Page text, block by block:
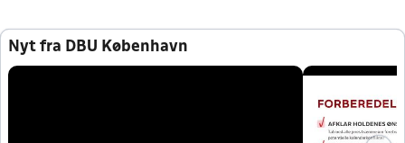
Nyt fra DBU København